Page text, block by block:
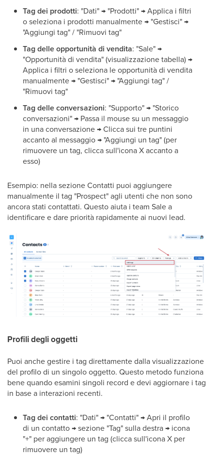
Tag dei prodotti: "Dati" → "Prodotti" → Applica i filtri
o seleziona i prodotti manualmente → "Gestisci" →
"Aggiungi tag" / "Rimuovi tag"
Tag delle opportunità di vendita: "Sale" →
"Opportunità di vendita" (visualizzazione tabella) →
Applica i filtri o seleziona le opportunità di vendita
manualmente → "Gestisci" → "Aggiungi tag" /
"Rimuovi tag"
Tag delle conversazioni: "Supporto" → "Storico
conversazioni" → Passa il mouse su un messaggio
in una conversazione → Clicca sui tre puntini
accanto al messaggio → "Aggiungi un tag" (per
rimuovere un tag, clicca sull'icona X accanto a
esso)
Esempio: nella sezione Contatti puoi aggiungere
manualmente il tag "Prospect" agli utenti che non sono
ancora stati contattati. Questo aiuta i team Sale a
identificare e dare priorità rapidamente ai nuovi lead.
Profili degli oggetti
Puoi anche gestire i tag direttamente dalla visualizzazione
del profilo di un singolo oggetto. Questo metodo funziona
bene quando esamini singoli record e devi aggiornare i tag
in base a interazioni recenti.
Tag dei contatti: "Dati" → "Contatti" → Apri il profilo
di un contatto → sezione "Tag" sulla destra → icona
"+" per aggiungere un tag (clicca sull'icona X per
rimuovere un tag)